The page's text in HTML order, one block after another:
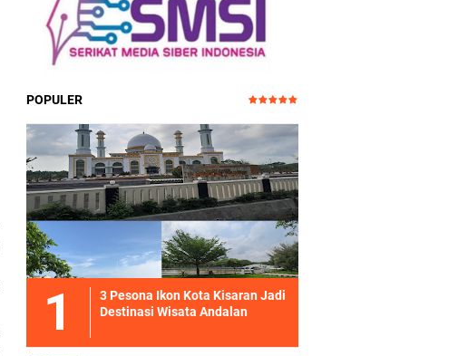
POPULER
3 Pesona Ikon Kota Kisaran Jadi
Destinasi Wisata Andalan